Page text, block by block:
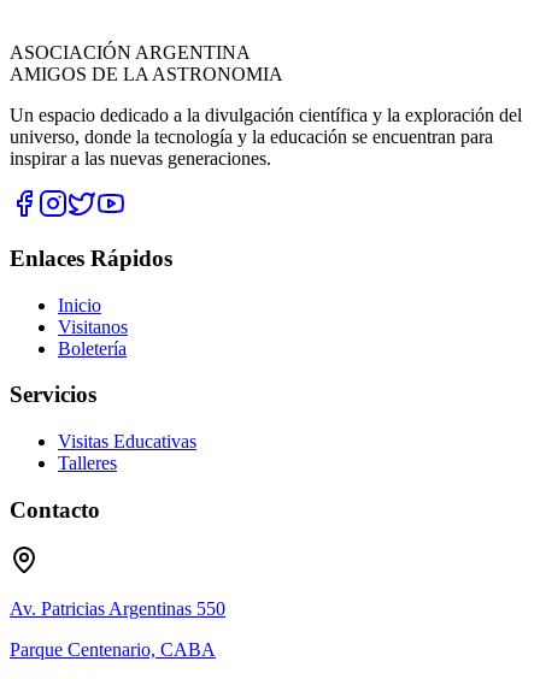
ASOCIACIÓN ARGENTINA
AMIGOS DE LA ASTRONOMIA
Un espacio dedicado a la divulgación científica y la exploración del
universo, donde la tecnología y la educación se encuentran para
inspirar a las nuevas generaciones.
Enlaces Rápidos
Inicio
Visitanos
Boletería
Servicios
Visitas Educativas
Talleres
Contacto
Av. Patricias Argentinas 550
Parque Centenario, CABA